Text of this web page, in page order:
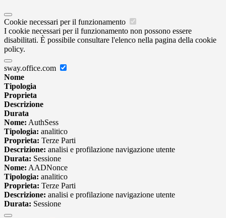
Cookie necessari per il funzionamento
I cookie necessari per il funzionamento non possono essere
disabilitati. È possibile consultare l'elenco nella pagina della cookie
policy.
sway.office.com
Nome
Tipologia
Proprieta
Descrizione
Durata
Nome: AuthSess
Tipologia: analitico
Proprieta: Terze Parti
Descrizione: analisi e profilazione navigazione utente
Durata: Sessione
Nome: AADNonce
Tipologia: analitico
Proprieta: Terze Parti
Descrizione: analisi e profilazione navigazione utente
Durata: Sessione